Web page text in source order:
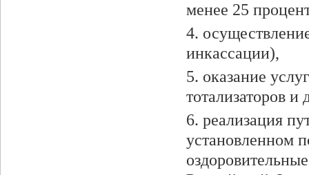
менее 25
4.
инкассации),
5. оказание
тотализаторов и
6. реализация
установленном